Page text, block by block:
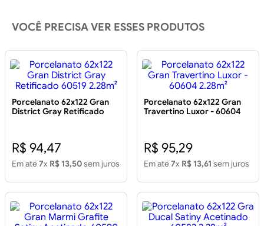
VOCÊ PRECISA VER ESSES PRODUTOS
Porcelanato 62x122 Gran
District Gray Retificado
R$ 94,47
Em até7x R$ 13,50sem juros
Porcelanato 62x122 Gran
Travertino Luxor - 60604
R$ 95,29
Em até7x R$ 13,61 sem juros